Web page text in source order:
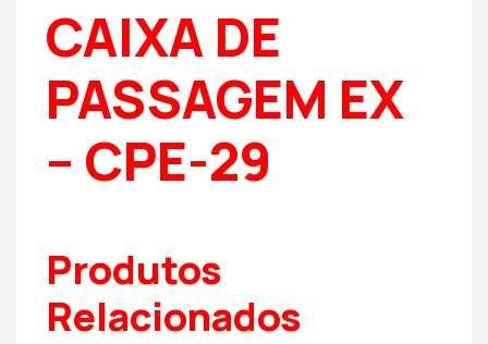
CAIXA DE
PASSAGEM EX
– CPE-29
Produtos
Relacionados